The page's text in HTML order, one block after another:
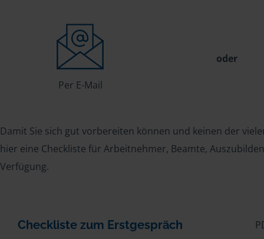
Per E-Mail
oder
Damit Sie sich gut vorbereiten können und keinen der
hier eine Checkliste für Arbeitnehmer, Beamte,
Verfügung.
Checkliste zum Erstgespräch